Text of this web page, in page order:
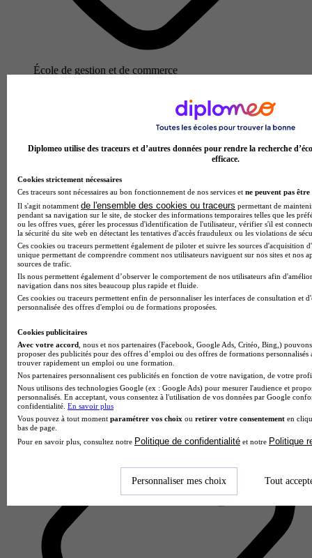
École de gestion et de commerce
4.4
17 avis
Paris
Diplomeo utilise des traceurs et d’autres données pour rendre la recherche
efficace.
Cookies strictement nécessaires
Ces traceurs sont nécessaires au bon fonctionnement de nos services et ne peuvent pas être
Il s'agit notamment de l'ensemble des cookies ou traceurs permettant de
pendant sa navigation sur le site, de stocker des informations temporaires telles que les
ou les offres vues, gérer les processus d'identification de l'utilisateur, vérifier s'il est
la sécurité du site web en détectant les tentatives d'accès frauduleux ou les violations de
Ces cookies ou traceurs permettent également de piloter et suivre les sources d'acquisition
unique permettant de comprendre comment nos utilisateurs naviguent sur nos sites et nos
sources de trafic.
Ils nous permettent également d’observer le comportement de nos utilisateurs afin
navigation dans nos sites beaucoup plus rapide et fluide.
Ces cookies ou traceurs permettent enfin de personnaliser les interfaces de consultation et
personnalisée des offres d'emploi ou de formations proposées.
Cookies publicitaires
Avec votre accord , nous et nos partenaires (Facebook, Google Ads, Critéo, Bing,)
proposer des publicités pour des offres d’emploi ou des offres de formations
trouver rapidement un emploi ou une formation.
Nos partenaires personnalisent ces publicités en fonction de votre navigation, de votre
Nous utilisons des technologies Google (ex : Google Ads) pour mesurer l'audience et
personnalisés. En acceptant, vous consentez à l'utilisation de vos données par Google
confidentialité. En savoir plus
Vous pouvez à tout moment paramétrer vos choix ou retirer votre consentement en
bas de page.
Pour en savoir plus, consultez notre Politique de confidentialité et notre Politique
Personnaliser mes choix Tout